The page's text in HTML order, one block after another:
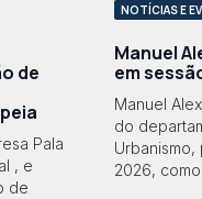
de
Pala
, e
de
NOTÍCIAS E
Manuel
em
Manuel
do
2026,